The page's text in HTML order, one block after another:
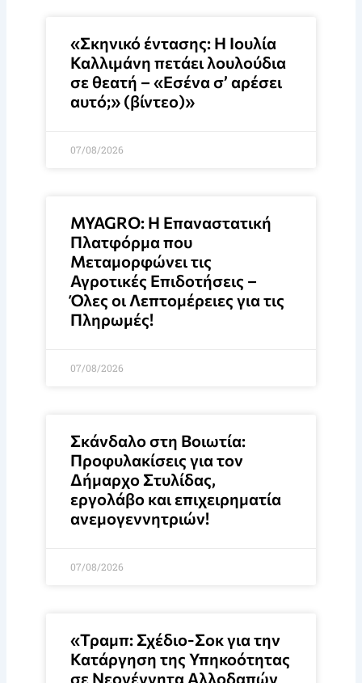
«Σκηνικό έντασης: Η Ιουλία
Καλλιμάνη πετάει λουλούδια
σε θεατή – «Εσένα σ’ αρέσει
αυτό;» (βίντεο)»
07/08/2026
MYAGRO: Η Επαναστατική
Πλατφόρμα που
Μεταμορφώνει τις
Αγροτικές Επιδοτήσεις –
Όλες οι Λεπτομέρειες για τις
Πληρωμές!
07/08/2026
Σκάνδαλο στη Βοιωτία:
Προφυλακίσεις για τον
Δήμαρχο Στυλίδας,
εργολάβο και επιχειρηματία
ανεμογεννητριών!
07/08/2026
«Τραμπ: Σχέδιο-Σοκ για την
Κατάργηση της Υπηκοότητας
σε Νεογέννητα Αλλοδαπών